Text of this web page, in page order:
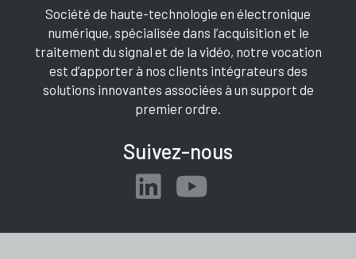
Société de haute-technologie en électronique
numérique, spécialisée dans l’acquisition et le
traitement du signal et de la vidéo, notre vocation
est d’apporter à nos clients intégrateurs des
solutions innovantes associées à un support de
premier ordre.
Suivez-nous